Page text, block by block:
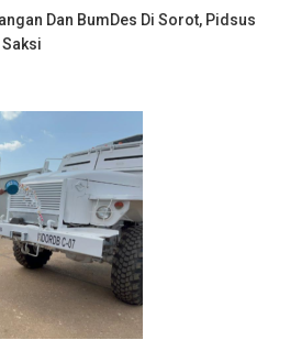
Dan BumDes Di Sorot, Pidsus